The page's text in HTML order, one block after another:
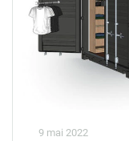
9 mai 2022